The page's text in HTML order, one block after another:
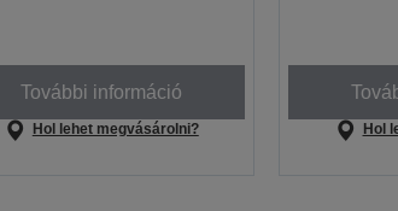
További információ
Hol lehet megvásárolni? Hol